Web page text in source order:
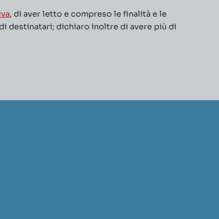
, di aver letto e compreso le finalità e le
destinatari; dichiaro inoltre di avere più di